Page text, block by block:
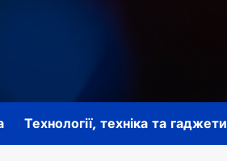
Технології, техніка та гаджети